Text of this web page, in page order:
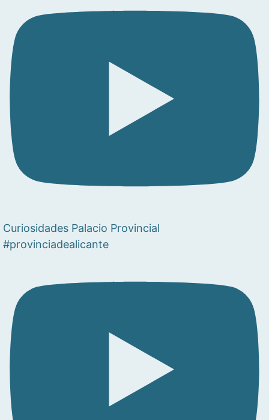
Curiosidades Palacio Provincial
#provinciadealicante